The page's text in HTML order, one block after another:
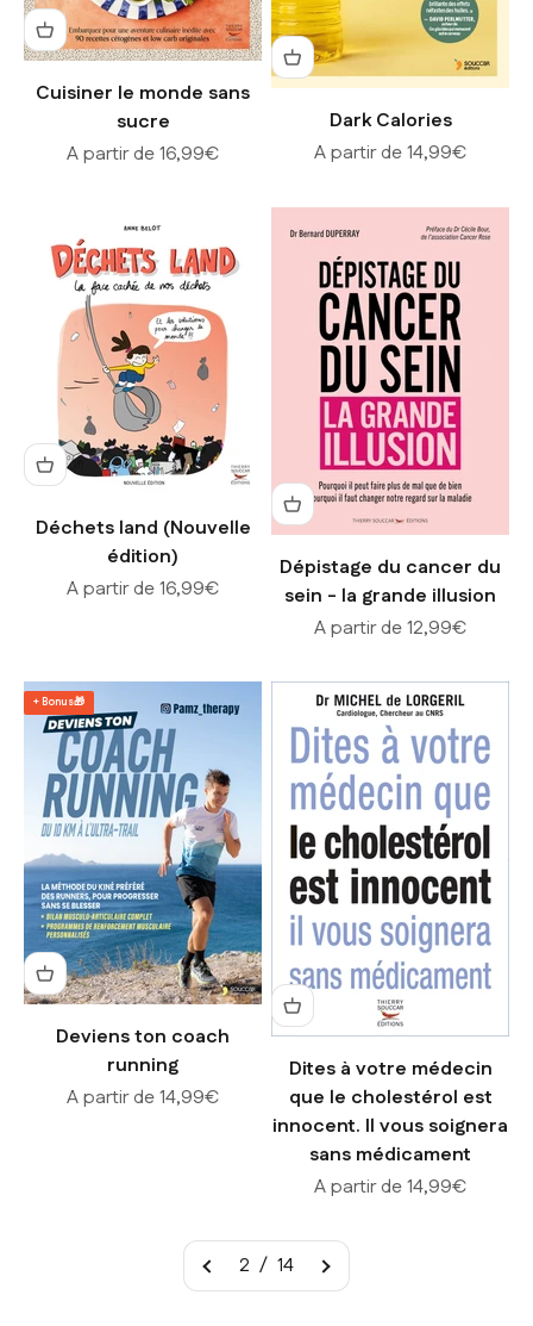
Cuisiner le monde sans
sucre
Prix de vente
A partir de 16,99€
Dark Calories
Prix de vente
A partir de 14,99€
Déchets land (Nouvelle
édition)
Prix de vente
A partir de 16,99€
Dépistage du cancer du
sein - la grande illusion
Prix de vente
A partir de 12,99€
+ Bonus🎁
Deviens ton coach
running
Prix de vente
A partir de 14,99€
Dites à votre médecin
que le cholestérol est
innocent. Il vous soignera
sans médicament
Prix de vente
A partir de 14,99€
2 / 14